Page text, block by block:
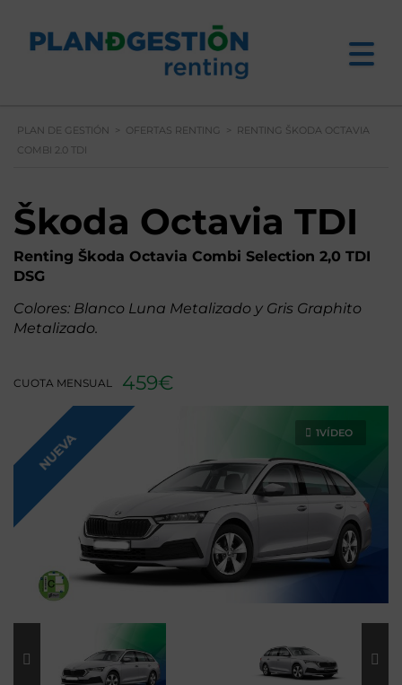
PLAN DE GESTIÓN > OFERTAS RENTING > RENTING ŠKODA OCTAVIA
COMBI 2.0 TDI
Škoda Octavia TDI
Renting Škoda Octavia Combi Selection 2,0 TDI
DSG
Colores: Blanco Luna Metalizado y Gris Graphito
Metalizado.
CUOTA MENSUAL 459€
1VÍDEO
NUEVA